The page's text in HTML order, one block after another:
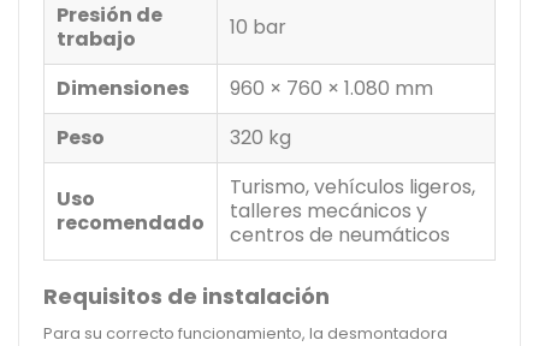
Presión de
trabajo
10 bar
Dimensiones
960 × 760 × 1.080 mm
Peso
320 kg
Uso
recomendado
Turismo, vehículos ligeros,
talleres mecánicos y
centros de neumáticos
Requisitos de instalación
Para su correcto funcionamiento, la desmontadora